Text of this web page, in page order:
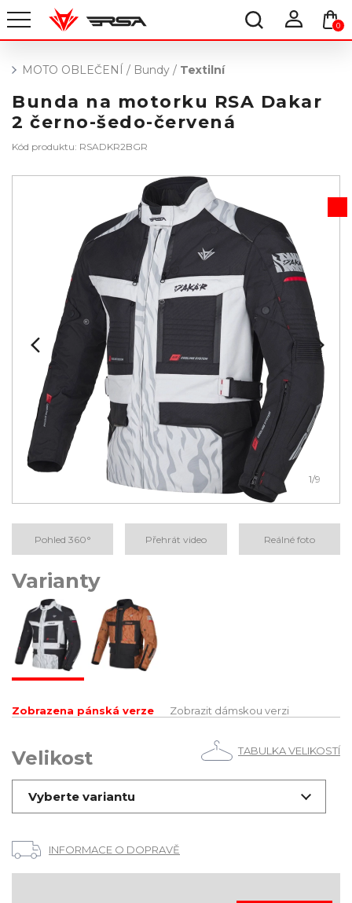
0
MOTO OBLEČENÍ / Bundy / Textilní
Bunda na motorku RSA Dakar
2 černo-šedo-červená
Kód produktu: RSADKR2BGR
1/9
Pohled 360° Přehrát video Reálné foto
Varianty
Zobrazena pánská verze Zobrazit dámskou verzi
Velikost TABULKA VELIKOSTÍ
Vyberte variantu
INFORMACE O DOPRAVĚ